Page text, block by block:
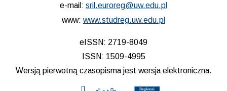
e-mail: sril.euroreg@uw.edu.pl
www: www.studreg.uw.edu.pl
eISSN: 2719-8049
ISSN: 1509-4995
Wersją pierwotną czasopisma jest wersja elektroniczna.